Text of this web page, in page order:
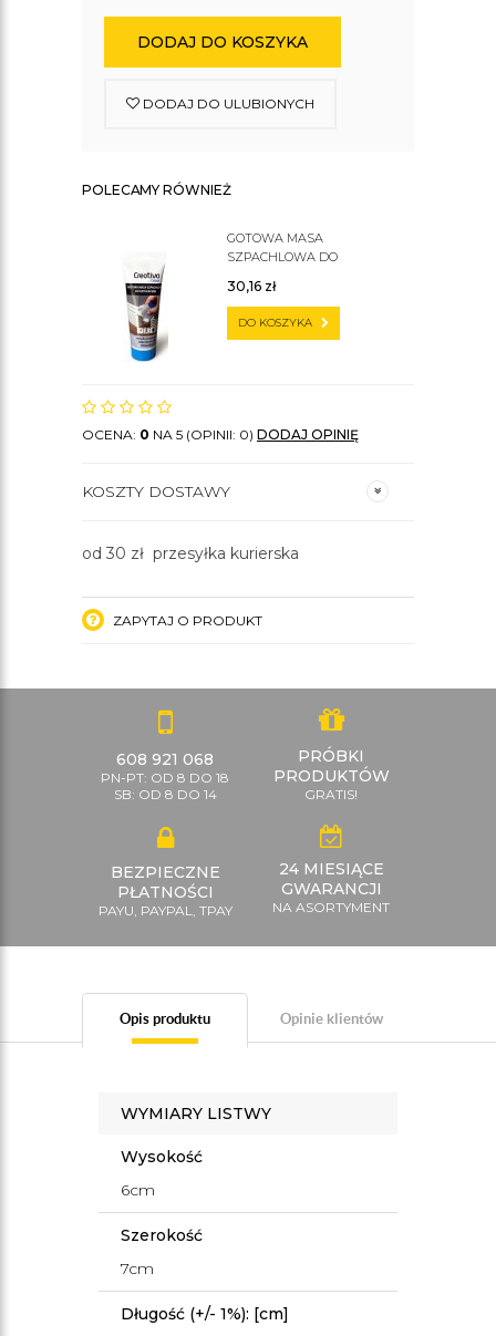
DODAJ DO KOSZYKA
DODAJ DO ULUBIONYCH
POLECAMY RÓWNIEŻ
GOTOWA MASA
SZPACHLOWA DO
30,16 zł
DO KOSZYKA
OCENA: 0 NA 5 (OPINII: 0) DODAJ OPINIĘ
KOSZTY DOSTAWY
od 30 zł przesyłka kurierska
ZAPYTAJ O PRODUKT
608 921 068
PN-PT: OD 8 DO 18
SB: OD 8 DO 14
PRÓBKI
PRODUKTÓW
GRATIS!
BEZPIECZNE
PŁATNOŚCI
PAYU, PAYPAL, TPAY
24 MIESIĄCE
GWARANCJI
NA ASORTYMENT
Opis produktu Opinie klientów
WYMIARY LISTWY
Wysokość
6cm
Szerokość
7cm
Długość (+/- 1%): [cm]